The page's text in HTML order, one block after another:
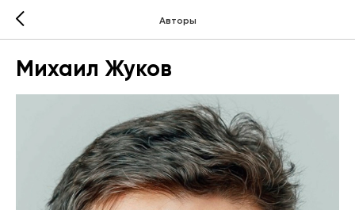
Авторы
Михаил Жуков